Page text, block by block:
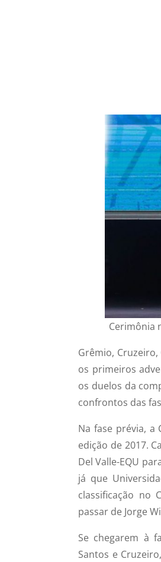
Cerimônia
Grêmio, Cruzeiro,
os primeiros
os duelos da
confrontos das
Na fase prévia, a
edição de 2017.
Del Valle-EQU
já que
classificação no
passar de Jorge
Se chegarem à
Santos e